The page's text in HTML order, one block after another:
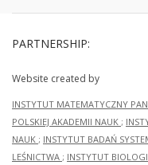
PARTNERSHIP:
Website created by
INSTYTUT MATEMATYCZNY PAN
POLSKIEJ AKADEMII NAUK ;
NAUK ; INSTYTUT BADAŃ
LEŚNICTWA ; INSTYTUT